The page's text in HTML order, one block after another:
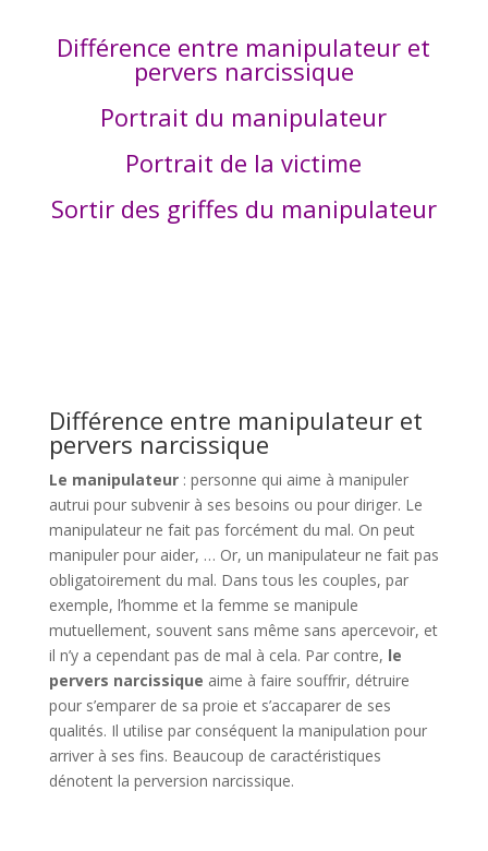
Différence entre manipulateur et
pervers narcissique
Portrait du manipulateur
Portrait de la victime
Sortir des griffes du manipulateur
Différence entre manipulateur et
pervers narcissique
Le manipulateur: personne qui aime à manipuler
autrui pour subvenir à ses besoins ou pour diriger. Le
manipulateur ne fait pas forcément du mal. On peut
manipuler pour aider, … Or, un manipulateur ne fait pas
obligatoirement du mal. Dans tous les couples, par
exemple, l’homme et la femme se manipule
mutuellement, souvent sans même sans apercevoir, et
il n’y a cependant pas de mal à cela. Par contre, le
pervers narcissique aime à faire souffrir, détruire
pour s’emparer de sa proie et s’accaparer de ses
qualités. Il utilise par conséquent la manipulation pour
arriver à ses fins. Beaucoup de caractéristiques
dénotent la perversion narcissique.